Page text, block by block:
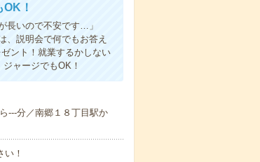
！
長いので不安です…」
、説明会で何でもお答え
ント！就業するかしない
ャージでもOK！
---分／南郷１８丁目駅か
！